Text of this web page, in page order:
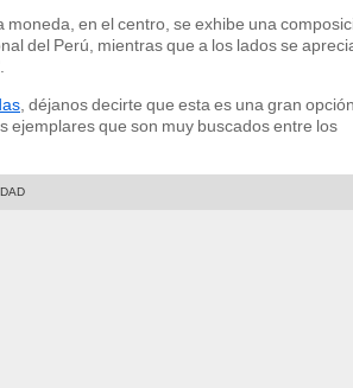
en el centro, se exhibe una
del Perú, mientras que a los lados se
, déjanos decirte que esta es una gran opción
ejemplares que son muy buscados entre los